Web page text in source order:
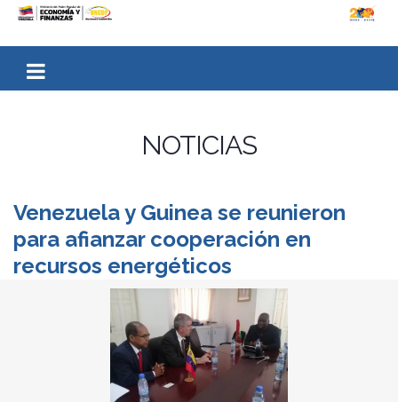
NOTICIAS
Venezuela y Guinea se reunieron
para afianzar cooperación en
recursos energéticos